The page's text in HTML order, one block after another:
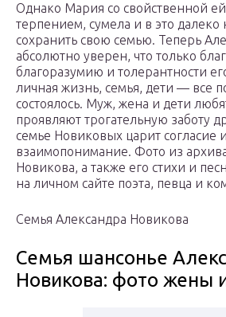
Однако Мария со свойственной
терпением, сумела и в это далеко
сохранить свою семью. Теперь
абсолютно уверен, что только
благоразумию и толерантности
личная жизнь, семья, дети — все
состоялось. Муж, жена и дети
проявляют трогательную заботу
семье Новиковых царит согласие
взаимопонимание. Фото из
Новикова, а также его стихи и
на личном сайте поэта, певца и
Семья Александра Новикова
Семья шансонье
Новикова: фото жены